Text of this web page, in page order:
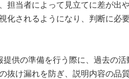
担当者によって見立てに差が出
化されるようになり、判断に必
供の準備を行う際に、過去の活
抜け漏れを防ぎ、説明内容の品